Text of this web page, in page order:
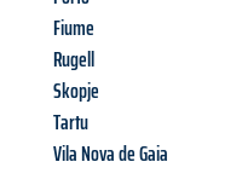
Fiume
Rugell
Skopje
Tartu
Vila Nova de Gaia